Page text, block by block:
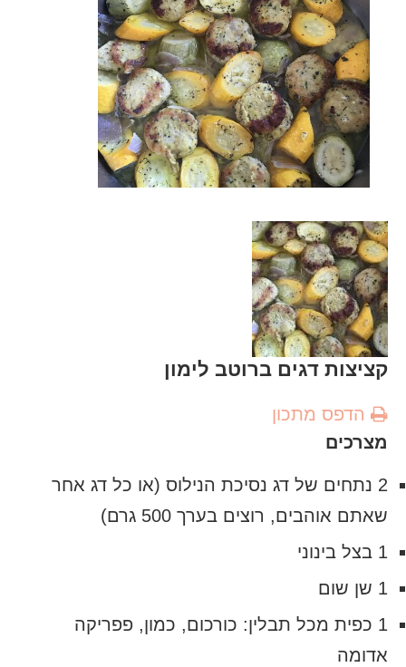
קציצות דגים ברוטב לימון
הדפס מתכון
מצרכים
2 נתחים של דג נסיכת הנילוס (או כל דג אחר
שאתם אוהבים, רוצים בערך 500 גרם)
1 בצל בינוני
1 שן שום
1 כפית מכל תבלין: כורכום, כמון, פפריקה
אדומה